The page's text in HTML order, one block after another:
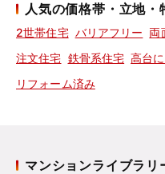
人気の価格帯・立地・
2世帯住宅 バリアフリー 両
注文住宅 鉄骨系住宅 高台
リフォーム済み
マンションライブラリ